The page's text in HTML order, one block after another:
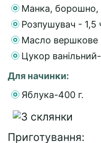
Манка, борошно,
Розпушувач - 1,5
Масло вершкове
Цукор
Для начинки:
Яблука-400 г.
Приготування: